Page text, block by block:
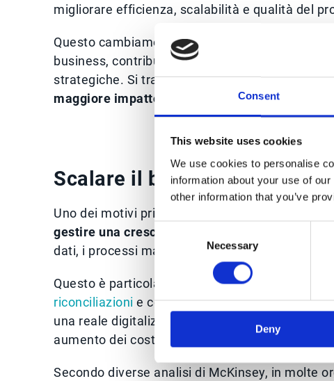
Consent
This website uses cookies
We use cookies to personalise
information about your use of
other information that you’ve
Consent
Selection
Necessary
Deny
migliorare efficienza, scalabilità e qualità del
Questo cambiamento spinge l’IT a lavorare
business, contribuendo alla digitalizzazione dei
strategiche. Si tratta quindi dicapire dove e
maggiore impatto operativo ed economico.
Scalare il business senza
Uno dei motivi principali per cui le aziende
gestire una crescita sempre più complessa
dati, i processi manuali rischiano infatti di
Questo è particolarmente evidente nei reparti
riconciliazioni e controlli amministrativi può
una reale digitalizzazione dei processi, la
aumento dei costi operativi.
Secondo diverse analisi di McKinsey, in molte